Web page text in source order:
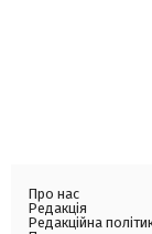
Про нас
Редакція
Редакційна